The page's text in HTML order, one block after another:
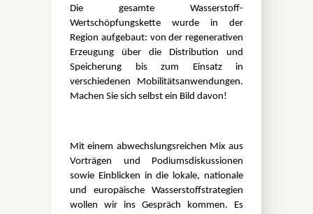
Die gesamte Wasserstoff-
Wertschöpfungskette wurde in der
Region aufgebaut: von der regenerativen
Erzeugung über die Distribution und
Speicherung bis zum Einsatz in
verschiedenen Mobilitätsanwendungen.
Machen Sie sich selbst ein Bild davon!
Mit einem abwechslungsreichen Mix aus
Vorträgen und Podiumsdiskussionen
sowie Einblicken in die lokale, nationale
und europäische Wasserstoffstrategien
wollen wir ins Gespräch kommen. Es